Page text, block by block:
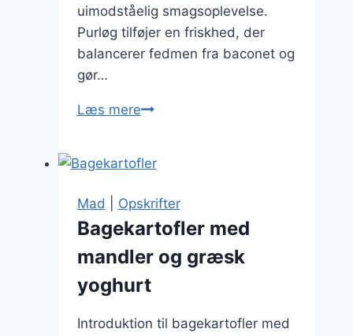
uimodståelig smagsoplevelse.
Purløg tilføjer en friskhed, der
balancerer fedmen fra baconet og
gør…
Læs mereBagekartofler
og
purløg:
klassiker
Mad Opskrifter
Bagekartofler med
mandler og græsk
yoghurt
Introduktion til bagekartofler med